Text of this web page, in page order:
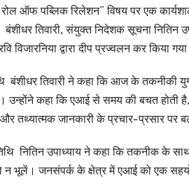
ऑफ पब्लिक रिलेशन” विषय पर एक
बंशीधर तिवारी, संयुक्त निदेशक सूचना
विजारनिया द्वारा दीप प्रज्वलन कर किया
बंशीधर तिवारी ने कहा कि आज के तकनीकी युग
उन्होंने कहा कि एआई से समय की बचत होती
तथ्यात्मक जानकारी के प्रचार-प्रसार पर
नितिन उपाध्याय ने कहा कि तकनीक के
न भूलें। जनसंपर्क के क्षेत्र में एआई को एक